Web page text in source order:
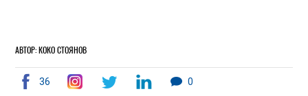
АВТОР: КОКО СТОЯНОВ
36 0